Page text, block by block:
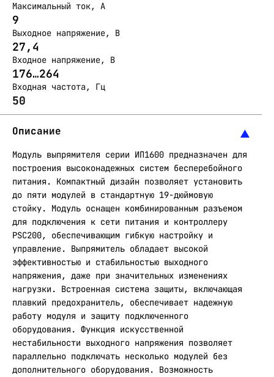
Максимальный ток, А
9
Выходное напряжение, В
27,4
Входное напряжение, В
176…264
Входная частота, Гц
50
Описание
Модуль выпрямителя серии ИП1600 предназначен для
построения высоконадежных систем бесперебойного
питания. Компактный дизайн позволяет установить
до пяти модулей в стандартную 19-дюймовую
стойку. Модуль оснащен комбинированным разъемом
для подключения к сети питания и контроллеру
PSC200, обеспечивающим гибкую настройку и
управление. Выпрямитель обладает высокой
эффективностью и стабильностью выходного
напряжения, даже при значительных изменениях
нагрузки. Встроенная система защиты, включающая
плавкий предохранитель, обеспечивает надежную
работу модуля и защиту подключенного
оборудования. Функция искусственной
нестабильности выходного напряжения позволяет
параллельно подключать несколько модулей без
дополнительного оборудования. Возможность